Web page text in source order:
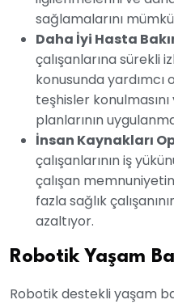
sağlamalarını
Daha İyi Hasta
çalışanlarına sürekli
konusunda yardımcı
teşhisler
planlarının
İnsan Kaynakları
çalışanlarının iş
çalışan
fazla sağlık
azaltıyor.
Robotik Yaşam
Robotik destekli yaşam